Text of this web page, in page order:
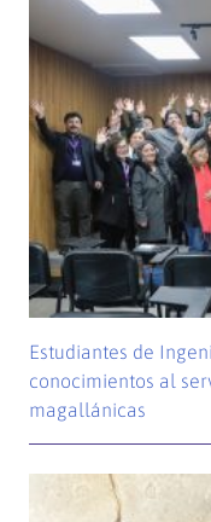
Estudiantes de
conocimientos al
magallánicas